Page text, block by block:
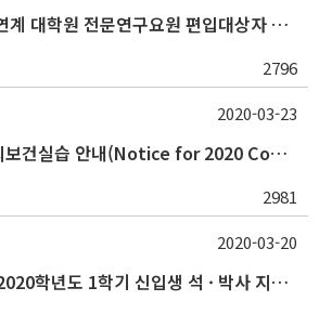
2020년 전기 자연계 대학원 전문연구요원 편입대상자 선발 공고 일정 연기 안내
2796
2020년 지역사회보건실습 안내(Notice for 2020 Community Health Field Training)
2981
2020-03-23
[제출방법변경] 2020학년도 1학기 신입생 석 · 박사 지도교수 선정 신청(Thesis Advisor)
2020-03-20